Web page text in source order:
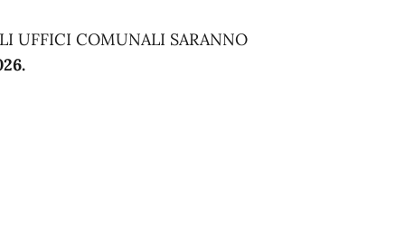
UFFICI COMUNALI SARANNO